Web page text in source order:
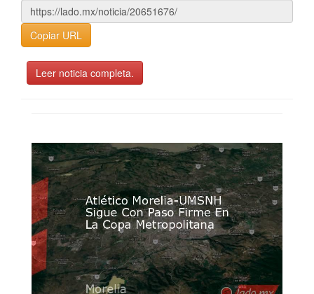
Copiar URL
Leer noticia completa.